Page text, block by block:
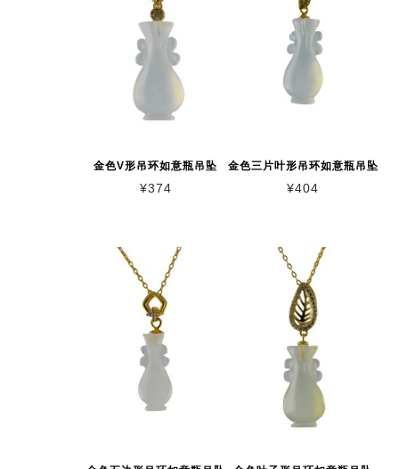
金色V形吊环如意瓶吊坠
¥374
金色三片叶形吊环如意瓶吊坠
¥404